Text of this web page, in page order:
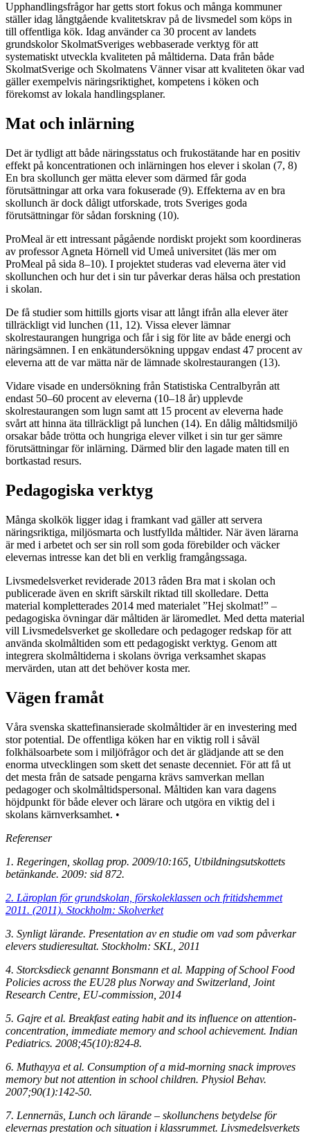
Upphandlingsfrågor har getts stort fokus och många kommuner
ställer idag långtgående kvalitetskrav på de livsmedel som köps in
till offentliga kök. Idag använder ca 30 procent av landets
grundskolor SkolmatSveriges webbaserade verktyg för att
systematiskt utveckla kvaliteten på måltiderna. Data från både
SkolmatSverige och Skolmatens Vänner visar att kvaliteten ökar vad
gäller exempelvis näringsriktighet, kompetens i köken och
förekomst av lokala handlingsplaner.
Mat och inlärning
Det är tydligt att både näringsstatus och frukostätande har en positiv
effekt på koncentrationen och inlärningen hos elever i skolan (7, 8)
En bra skollunch ger mätta elever som därmed får goda
förutsättningar att orka vara fokuserade (9). Effekterna av en bra
skollunch är dock dåligt utforskade, trots Sveriges goda
förutsättningar för sådan forskning (10).
ProMeal är ett intressant pågående nordiskt projekt som koordineras
av professor Agneta Hörnell vid Umeå universitet (läs mer om
ProMeal på sida 8–10). I projektet studeras vad eleverna äter vid
skollunchen och hur det i sin tur påverkar deras hälsa och prestation
i skolan.
De få studier som hittills gjorts visar att långt ifrån alla elever äter
tillräckligt vid lunchen (11, 12). Vissa elever lämnar
skolrestaurangen hungriga och får i sig för lite av både energi och
näringsämnen. I en enkätundersökning uppgav endast 47 procent av
eleverna att de var mätta när de lämnade skolrestaurangen (13).
Vidare visade en undersökning från Statistiska Centralbyrån att
endast 50–60 procent av eleverna (10–18 år) upplevde
skolrestaurangen som lugn samt att 15 procent av eleverna hade
svårt att hinna äta tillräckligt på lunchen (14). En dålig måltidsmiljö
orsakar både trötta och hungriga elever vilket i sin tur ger sämre
förutsättningar för inlärning. Därmed blir den lagade maten till en
bortkastad resurs.
Pedagogiska verktyg
Många skolkök ligger idag i framkant vad gäller att servera
näringsriktiga, miljösmarta och lustfyllda måltider. När även lärarna
är med i arbetet och ser sin roll som goda förebilder och väcker
elevernas intresse kan det bli en verklig framgångssaga.
Livsmedelsverket reviderade 2013 råden Bra mat i skolan och
publicerade även en skrift särskilt riktad till skolledare. Detta
material kompletterades 2014 med materialet ”Hej skolmat!” –
pedagogiska övningar där måltiden är läromedlet. Med detta material
vill Livsmedelsverket ge skolledare och pedagoger redskap för att
använda skolmåltiden som ett pedagogiskt verktyg. Genom att
integrera skolmåltiderna i skolans övriga verksamhet skapas
mervärden, utan att det behöver kosta mer.
Vägen framåt
Våra svenska skattefinansierade skolmåltider är en investering med
stor potential. De offentliga köken har en viktig roll i såväl
folkhälsoarbete som i miljöfrågor och det är glädjande att se den
enorma utvecklingen som skett det senaste decenniet. För att få ut
det mesta från de satsade pengarna krävs samverkan mellan
pedagoger och skolmåltidspersonal. Måltiden kan vara dagens
höjdpunkt för både elever och lärare och utgöra en viktig del i
skolans kärnverksamhet. •
Referenser
1. Regeringen, skollag prop. 2009/10:165, Utbildningsutskottets
betänkande. 2009: sid 872.
2. Läroplan för grundskolan, förskoleklassen och fritidshemmet
2011. (2011). Stockholm: Skolverket
3. Synligt lärande. Presentation av en studie om vad som påverkar
elevers studieresultat. Stockholm: SKL, 2011
4. Storcksdieck genannt Bonsmann et al. Mapping of School Food
Policies across the EU28 plus Norway and Switzerland, Joint
Research Centre, EU-commission, 2014
5. Gajre et al. Breakfast eating habit and its influence on attention-
concentration, immediate memory and school achievement. Indian
Pediatrics. 2008;45(10):824-8.
6. Muthayya et al. Consumption of a mid-morning snack improves
memory but not attention in school children. Physiol Behav.
2007;90(1):142-50.
7. Lennernäs, Lunch och lärande – skollunchens betydelse för
elevernas prestation och situation i klassrummet. Livsmedelsverkets